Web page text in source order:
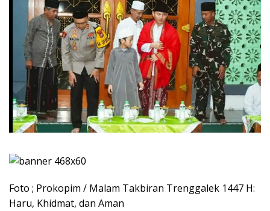
Foto ; Prokopim / Malam Takbiran Trenggalek 1447 H:
Haru, Khidmat, dan Aman